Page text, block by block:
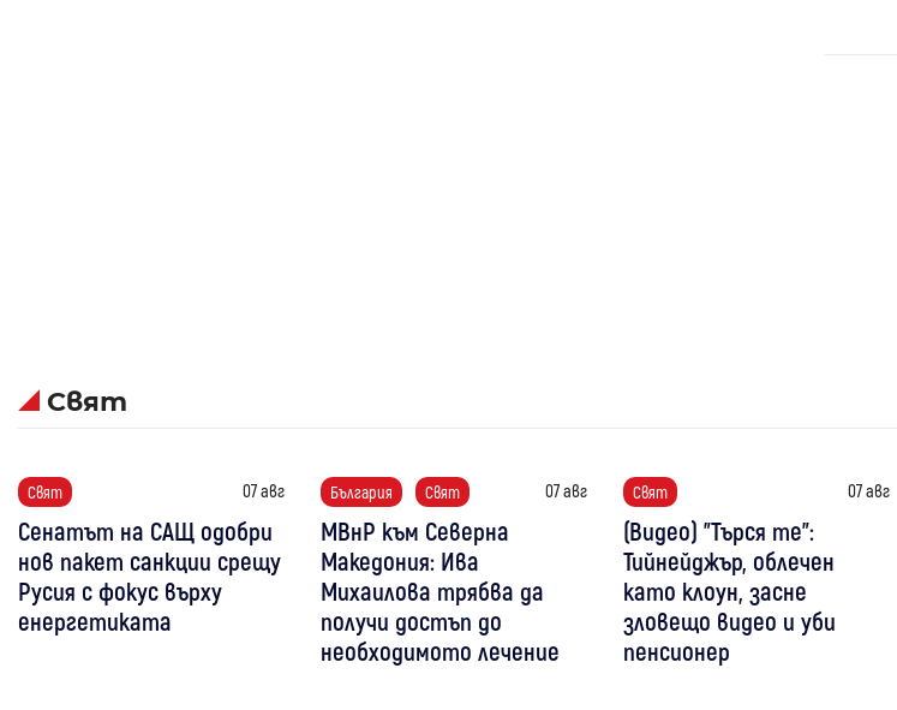
Свят
Свят 07 авг
Сенатът на САЩ одобри
нов пакет санкции срещу
Русия с фокус върху
енергетиката
България Свят 07 авг
МВнР към Северна
Македония: Ива
Михаилова трябва да
получи достъп до
необходимото лечение
Свят 07 авг
(Видео) "Търся те":
Тийнейджър, облечен
като клоун, засне
зловещо видео и уби
пенсионер